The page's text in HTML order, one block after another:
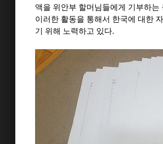
액을 위안부 할머님들에게 기부하
이러한 활동을 통해서 한국에 대한
기 위해 노력하고 있다.